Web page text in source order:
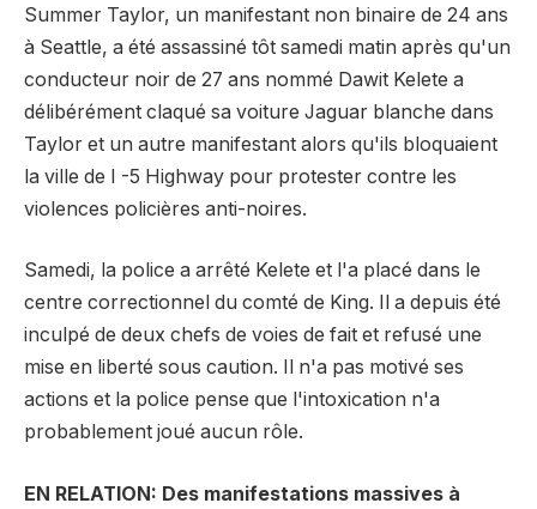
Summer Taylor, un manifestant non binaire de 24 ans
à Seattle, a été assassiné tôt samedi matin après qu'un
conducteur noir de 27 ans nommé Dawit Kelete a
délibérément claqué sa voiture Jaguar blanche dans
Taylor et un autre manifestant alors qu'ils bloquaient
la ville de I -5 Highway pour protester contre les
violences policières anti-noires.
Samedi, la police a arrêté Kelete et l'a placé dans le
centre correctionnel du comté de King. Il a depuis été
inculpé de deux chefs de voies de fait et refusé une
mise en liberté sous caution. Il n'a pas motivé ses
actions et la police pense que l'intoxication n'a
probablement joué aucun rôle.
EN RELATION: Des manifestations massives à